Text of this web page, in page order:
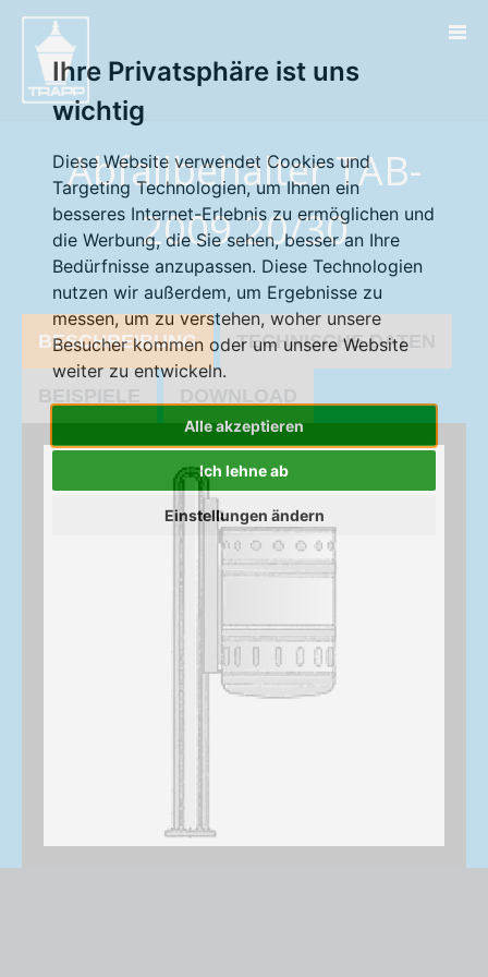
Ihre Privatsphäre ist uns
wichtig
Diese Website verwendet Cookies und
Targeting Technologien, um Ihnen ein
besseres Internet-Erlebnis zu ermöglichen und
die Werbung, die Sie sehen, besser an Ihre
Bedürfnisse anzupassen. Diese Technologien
nutzen wir außerdem, um Ergebnisse zu
messen, um zu verstehen, woher unsere
Besucher kommen oder um unsere Website
weiter zu entwickeln.
Alle akzeptieren
Ich lehne ab
Einstellungen ändern
Abfallbehälter TAB-
2009.20/30
BESCHREIBUNG TECHNISCHE DATEN